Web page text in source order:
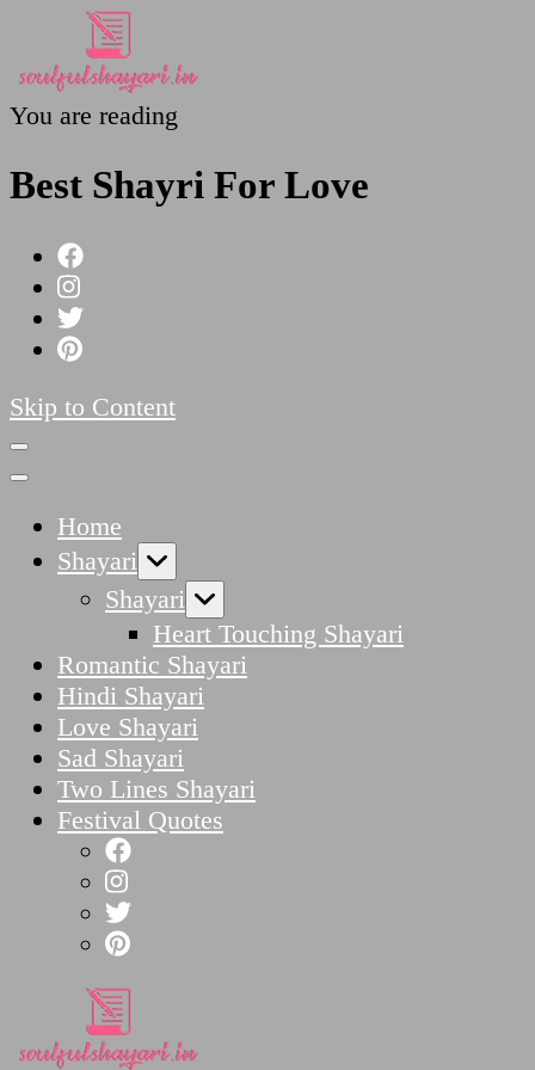
Poetries
You are reading
Best Shayri For Love
Skip to Content
Home
Shayari
Shayari
Heart Touching Shayari
Romantic Shayari
Hindi Shayari
Love Shayari
Sad Shayari
Two Lines Shayari
Festival Quotes